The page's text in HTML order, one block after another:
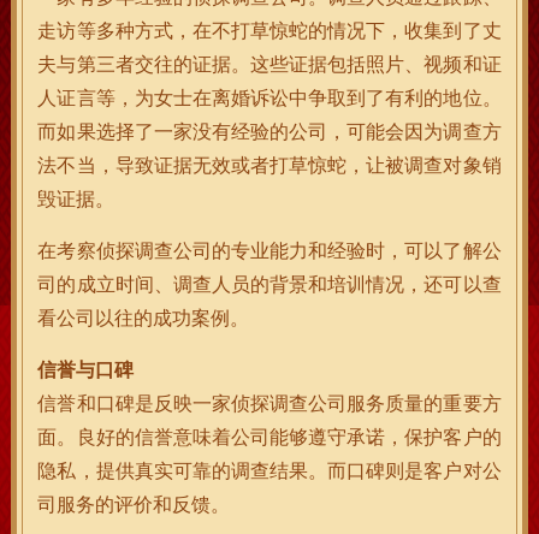
走访等多种方式，在不打草惊蛇的情况下，收集到了丈
夫与第三者交往的证据。这些证据包括照片、视频和证
人证言等，为女士在离婚诉讼中争取到了有利的地位。
而如果选择了一家没有经验的公司，可能会因为调查方
法不当，导致证据无效或者打草惊蛇，让被调查对象销
毁证据。
在考察侦探调查公司的专业能力和经验时，可以了解公
司的成立时间、调查人员的背景和培训情况，还可以查
看公司以往的成功案例。
信誉与口碑
信誉和口碑是反映一家侦探调查公司服务质量的重要方
面。良好的信誉意味着公司能够遵守承诺，保护客户的
隐私，提供真实可靠的调查结果。而口碑则是客户对公
司服务的评价和反馈。